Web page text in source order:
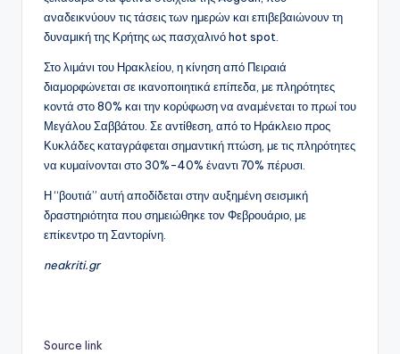
αναδεικνύουν τις τάσεις των ημερών και επιβεβαιώνουν τη
δυναμική της Κρήτης ως πασχαλινό hot spot.
Στο λιμάνι του Ηρακλείου, η κίνηση από Πειραιά
διαμορφώνεται σε ικανοποιητικά επίπεδα, με πληρότητες
κοντά στο 80% και την κορύφωση να αναμένεται το πρωί του
Μεγάλου Σαββάτου. Σε αντίθεση, από το Ηράκλειο προς
Κυκλάδες καταγράφεται σημαντική πτώση, με τις πληρότητες
να κυμαίνονται στο 30%-40% έναντι 70% πέρυσι.
Η “βουτιά” αυτή αποδίδεται στην αυξημένη σεισμική
δραστηριότητα που σημειώθηκε τον Φεβρουάριο, με
επίκεντρο τη Σαντορίνη.
neakriti.gr
Source link